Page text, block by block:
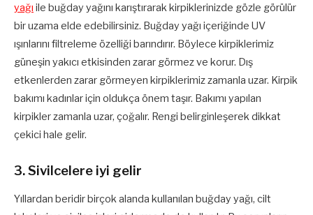
yağı ile buğday yağını karıştırarak kirpiklerinizde gözle görülür
bir uzama elde edebilirsiniz. Buğday yağı içeriğinde UV
ışınlarını filtreleme özelliği barındırır. Böylece kirpiklerimiz
güneşin yakıcı etkisinden zarar görmez ve korur. Dış
etkenlerden zarar görmeyen kirpiklerimiz zamanla uzar. Kirpik
bakımı kadınlar için oldukça önem taşır. Bakımı yapılan
kirpikler zamanla uzar, çoğalır. Rengi belirginleşerek dikkat
çekici hale gelir.
3. Sivilcelere iyi gelir
Yıllardan beridir birçok alanda kullanılan buğday yağı, cilt